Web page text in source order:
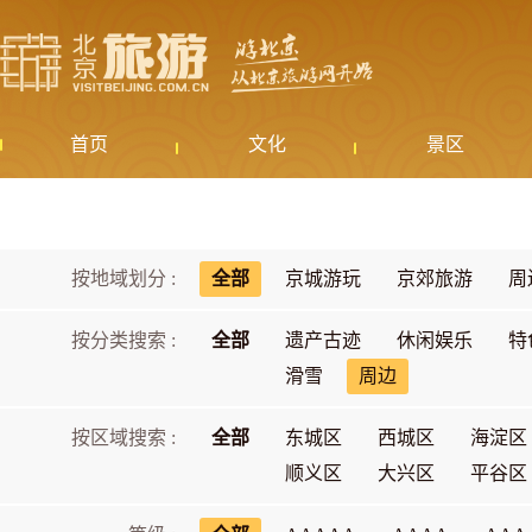
首页 文化 景区
按地域划分 : 全部 京城游玩 京郊旅游 周
按分类搜索 : 全部 遗产古迹 休闲娱乐
特
滑雪
周边
按区域搜索 : 全部 东城区 西城区
海淀区
顺义区
大兴区 平谷区